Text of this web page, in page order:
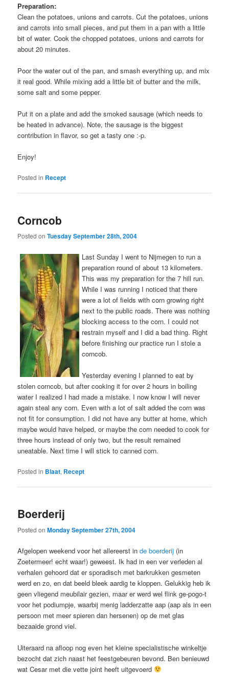
Preparation:
Clean the potatoes, unions and carrots. Cut the potatoes, unions
and carrots into small pieces, and put them in a pan with a little
bit of water. Cook the chopped potatoes, unions and carrots for
about 20 minutes.
Poor the water out of the pan, and smash everything up, and mix
it real good. While mixing add a little bit of butter and the milk,
some salt and some pepper.
Put it on a plate and add the smoked sausage (which needs to
be heated in advance). Note, the sausage is the biggest
contribution in flavor, so get a tasty one :-p.
Enjoy!
Posted in Recept
Corncob
Posted onTuesday September 28th, 2004
Last Sunday I went to Nijmegen to run a
preparation round of about 13 kilometers.
This was my preparation for the 7 hill run.
While I was running I noticed that there
were a lot of fields with corn growing right
next to the public roads. There was nothing
blocking access to the corn. I could not
restrain myself and I did a bad thing. Right
before finishing our practice run I stole a
corncob.
Yesterday evening I planned to eat by
stolen corncob, but after cooking it for over 2 hours in boiling
water I realized I had made a mistake. I now know I will never
again steal any corn. Even with a lot of salt added the corn was
not fit for consumption. I did not have any butter at home, which
maybe would have helped, or maybe the corn needed to cook for
three hours instead of only two, but the result remained
uneatable. Next time I will stick to canned corn.
Posted in Blaat, Recept
Boerderij
Posted onMonday September 27th, 2004
Afgelopen weekend voor het allereerst inde boerderij (in
Zoetermeer! echt waar!) geweest. Ik had in een ver verleden al
verhalen gehoord dat er sporadisch met barkrukken gesmeten
werd en zo, en dat beeld bleek aardig te kloppen. Gelukkig heb ik
geen vliegend meubilair gezien, maar er werd wel flink ge-pogo-t
voor het podiumpje, waarbij menig ladderzatte aap (aap als in een
persoon met meer spieren dan hersenen) op de met glas
bezaaide grond viel.
Uiteraard na afloop nog even het kleine specialistische winkeltje
bezocht dat zich naast het feestgebeuren bevond. Ben benieuwd
wat Cesar met die vette joint heeft uitgevoerd